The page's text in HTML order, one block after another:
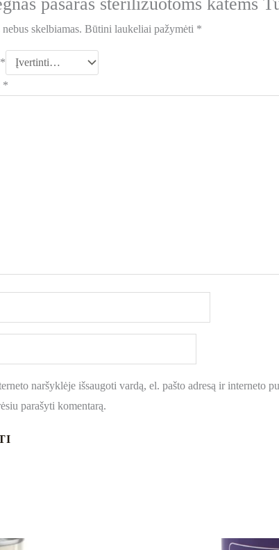
pašaras sterilizuotoms katėms
skelbiamas. Būtini laukeliai pažymėti *
*
*
naršyklėje išsaugoti vardą, el. pašto adresą ir interneto
parašyti komentarą.